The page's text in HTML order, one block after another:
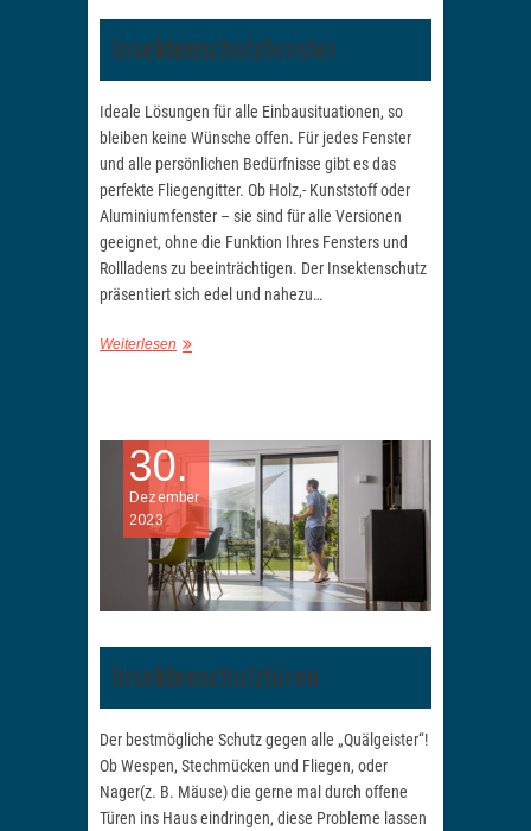
Insektenschutzfenster
Ideale Lösungen für alle Einbausituationen, so
bleiben keine Wünsche offen. Für jedes Fenster
und alle persönlichen Bedürfnisse gibt es das
perfekte Fliegengitter. Ob Holz,- Kunststoff oder
Aluminiumfenster – sie sind für alle Versionen
geeignet, ohne die Funktion Ihres Fensters und
Rollladens zu beeinträchtigen. Der Insektenschutz
präsentiert sich edel und nahezu…
Weiterlesen
30.
Dezember
2023
Insektenschutztüren
Der bestmögliche Schutz gegen alle „Quälgeister“!
Ob Wespen, Stechmücken und Fliegen, oder
Nager(z. B. Mäuse) die gerne mal durch offene
Türen ins Haus eindringen, diese Probleme lassen